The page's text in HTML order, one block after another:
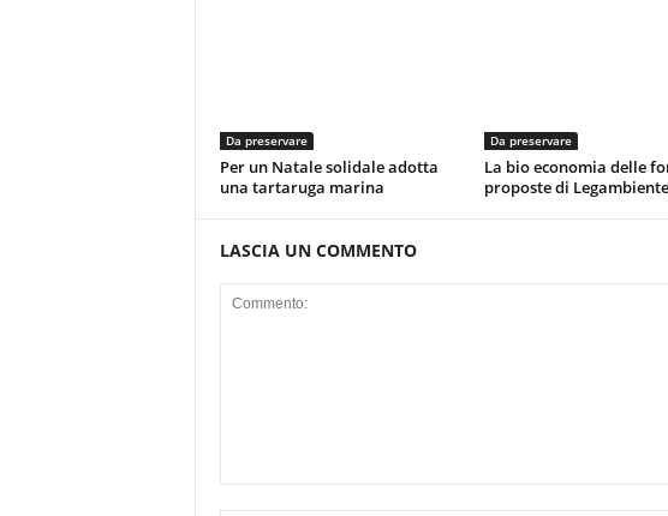
Da preservare
Per un Natale solidale adotta
una tartaruga marina
Da preservare
La bio economia delle
proposte di Legambiente
LASCIA UN COMMENTO